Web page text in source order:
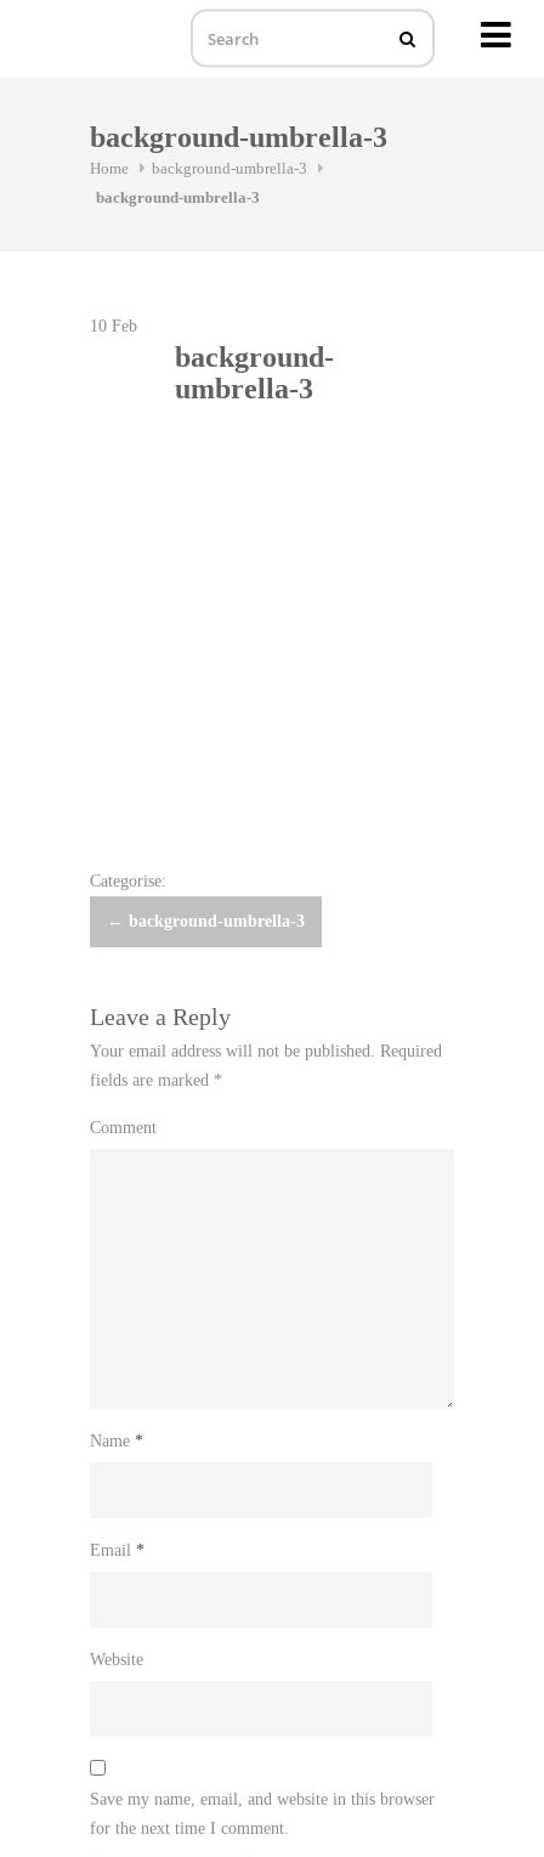
background-umbrella-3
Home
background-umbrella-3
background-umbrella-3
10 Feb
background-
umbrella-3
Categorise:
Post
← background-umbrella-3
Leave a Reply
Your email address will not be published. Required
fields are marked *
Comment
Name *
Email *
Website
Save my name, email, and website in this browser
for the next time I comment.